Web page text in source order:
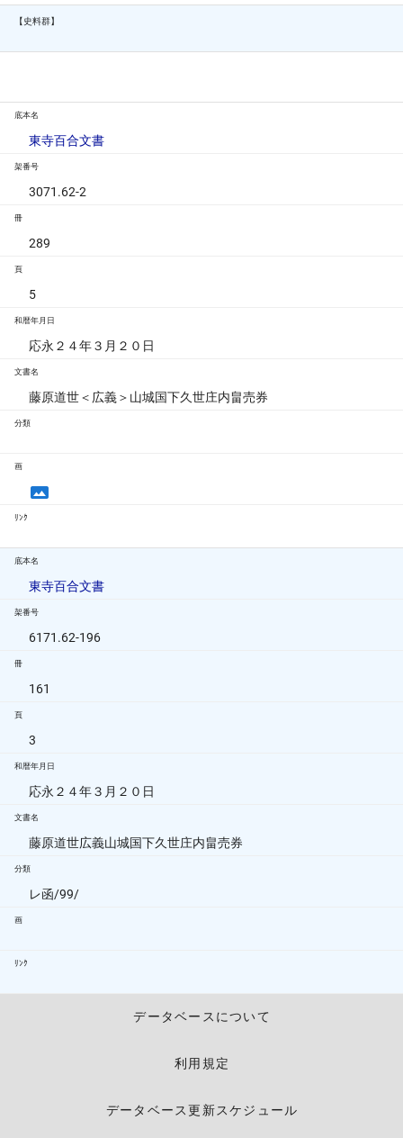
【史料群】
底本名
東寺百合文書
架番号
3071.62-2
冊
289
頁
5
和暦年月日
応永２４年３月２０日
文書名
藤原道世＜広義＞山城国下久世庄内畠売券
分類
画
ﾘﾝｸ
底本名
東寺百合文書
架番号
6171.62-196
冊
161
頁
3
和暦年月日
応永２４年３月２０日
文書名
藤原道世広義山城国下久世庄内畠売券
分類
レ函/99/
画
ﾘﾝｸ
データベースについて
利用規定
データベース更新スケジュール